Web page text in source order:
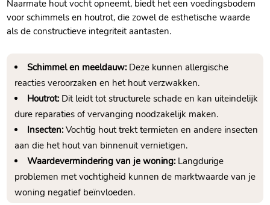
Naarmate hout vocht opneemt, biedt het een voedingsbodem
voor schimmels en houtrot, die zowel de esthetische waarde
als de constructieve integriteit aantasten.​
Schimmel en meeldauw:Deze kunnen allergische
reacties veroorzaken en het hout verzwakken.​
Houtrot:Dit leidt tot structurele schade en kan uiteindelijk
dure reparaties of vervanging noodzakelijk maken.​
Insecten:Vochtig hout trekt termieten en andere insecten
aan die het hout van binnenuit vernietigen.​
Waardevermindering van je woning:Langdurige
problemen met vochtigheid kunnen de marktwaarde van je
woning negatief beïnvloeden.​